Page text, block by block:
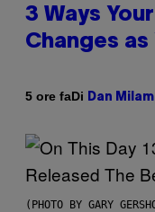
3 Ways
Changes
5 ore faDi Dan Milam
(PHOTO BY GARY